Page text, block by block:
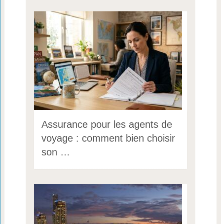
Assurance pour les agents de
voyage : comment bien choisir
son …